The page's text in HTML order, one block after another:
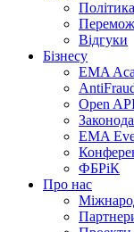
Відгуки
Бізнесу
EMA
Open
EMA
ФБРіК
Про нас